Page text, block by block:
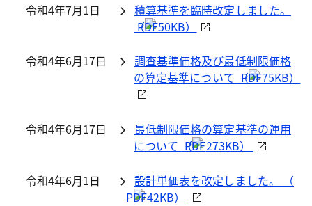
令和4年7月1日
積算基準を臨時改定しました。
（
50KB）
令和4年6月17日
調査基準価格及び最低制限価格
の算定基準について （ 75KB）
令和4年6月17日
最低制限価格の算定基準の運用
について （ 273KB）
令和4年6月1日 設計単価表を改定しました。
（
42KB）